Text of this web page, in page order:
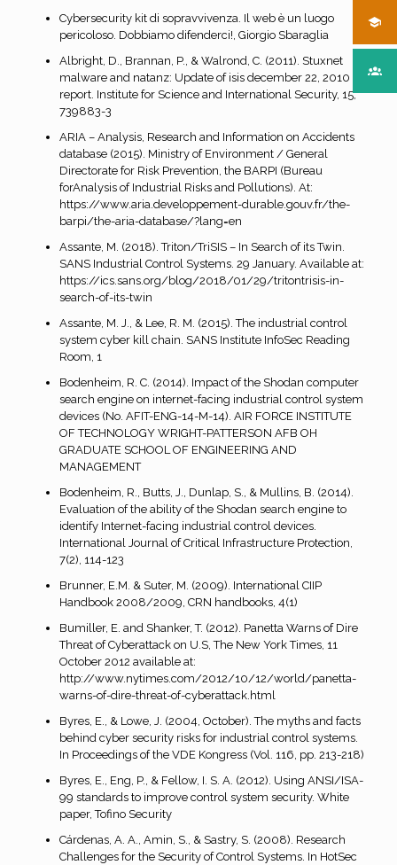
Cybersecurity kit di sopravvivenza. Il web è un luogo
pericoloso. Dobbiamo difenderci!, Giorgio Sbaraglia
Albright, D., Brannan, P., & Walrond, C. (2011). Stuxnet
malware and natanz: Update of isis december 22, 2010
report. Institute for Science and International Security, 15,
739883-3
ARIA – Analysis, Research and Information on Accidents
database (2015). Ministry of Environment / General
Directorate for Risk Prevention, the BARPI (Bureau
forAnalysis of Industrial Risks and Pollutions). At:
https://www.aria.developpement-durable.gouv.fr/the-
barpi/the-aria-database/?lang=en
Assante, M. (2018). Triton/TriSIS – In Search of its Twin.
SANS Industrial Control Systems. 29 January. Available at:
https://ics.sans.org/blog/2018/01/29/tritontrisis-in-
search-of-its-twin
Assante, M. J., & Lee, R. M. (2015). The industrial control
system cyber kill chain. SANS Institute InfoSec Reading
Room, 1
Bodenheim, R. C. (2014). Impact of the Shodan computer
search engine on internet-facing industrial control system
devices (No. AFIT-ENG-14-M-14). AIR FORCE INSTITUTE
OF TECHNOLOGY WRIGHT-PATTERSON AFB OH
GRADUATE SCHOOL OF ENGINEERING AND
MANAGEMENT
Bodenheim, R., Butts, J., Dunlap, S., & Mullins, B. (2014).
Evaluation of the ability of the Shodan search engine to
identify Internet-facing industrial control devices.
International Journal of Critical Infrastructure Protection,
7(2), 114-123
Brunner, E.M. & Suter, M. (2009). International CIIP
Handbook 2008/2009, CRN handbooks, 4(1)
Bumiller, E. and Shanker, T. (2012). Panetta Warns of Dire
Threat of Cyberattack on U.S, The New York Times, 11
October 2012 available at:
http://www.nytimes.com/2012/10/12/world/panetta-
warns-of-dire-threat-of-cyberattack.html
Byres, E., & Lowe, J. (2004, October). The myths and facts
behind cyber security risks for industrial control systems.
In Proceedings of the VDE Kongress (Vol. 116, pp. 213-218)
Byres, E., Eng, P., & Fellow, I. S. A. (2012). Using ANSI/ISA-
99 standards to improve control system security. White
paper, Tofino Security
Cárdenas, A. A., Amin, S., & Sastry, S. (2008). Research
Challenges for the Security of Control Systems. In HotSec